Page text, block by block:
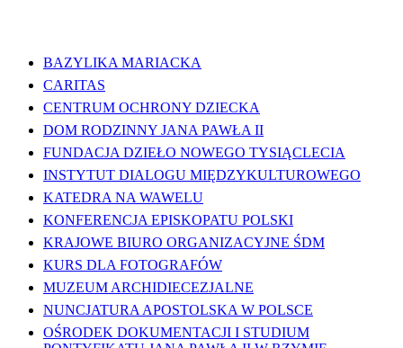
BAZYLIKA MARIACKA
CARITAS
CENTRUM OCHRONY DZIECKA
DOM RODZINNY JANA PAWŁA II
FUNDACJA DZIEŁO NOWEGO TYSIĄCLECIA
INSTYTUT DIALOGU MIĘDZYKULTUROWEGO
KATEDRA NA WAWELU
KONFERENCJA EPISKOPATU POLSKI
KRAJOWE BIURO ORGANIZACYJNE ŚDM
KURS DLA FOTOGRAFÓW
MUZEUM ARCHIDIECEZJALNE
NUNCJATURA APOSTOLSKA W POLSCE
OŚRODEK DOKUMENTACJI I STUDIUM